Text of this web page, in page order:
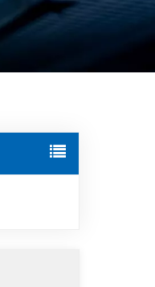
中文